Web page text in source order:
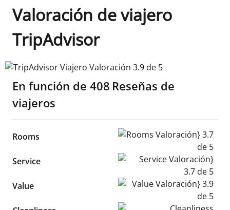
Valoración de viajero
TripAdvisor
TripAdvisor Viajero Valoración 3.9 de 5
En función de 408 Reseñas de
viajeros
Rooms Rooms Valoración} 3.7 de 5
Service Service Valoración} 3.7 de 5
Value Value Valoración} 3.9 de 5